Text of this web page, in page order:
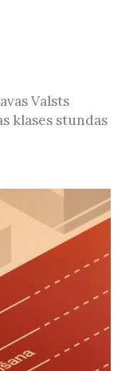
Valsts
klases stundas